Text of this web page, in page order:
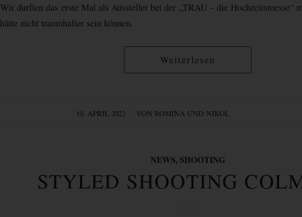
Wir durften das erste Mal als Aussteller bei der „TRAU – die Hochzeitsmesse“
hätte nicht traumhafter sein können.
Weiterlesen
10. APRIL 2022
/ VON ROMINA UND NIKOL
NEWS, SHOOTING
STYLED SHOOTING